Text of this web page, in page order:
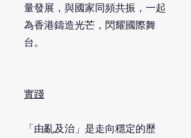
量發展，與國家同頻共振，一起
為香港鑄造光芒，閃耀國際舞
台。
實踐
「由亂及治」是走向穩定的歷